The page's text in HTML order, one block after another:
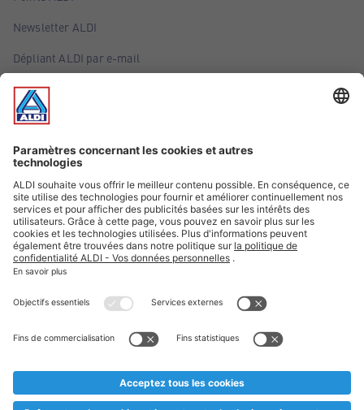
Newsletter ALDI
Dépliant ALDI par e-mail
Offres
Infos essentielles
Suivez ALDI Belgique
Textes marqués d'un astérisque et mentions légales
* Nous vendons ces articles temporairement et jusqu'à
au cas où, malgré le planning bien étudié, nous serions
prématurément en rupture de stock. Prix Recupel et TVA incl.
** Sur ce site, l’utilisation de la forme masculine a été adoptée